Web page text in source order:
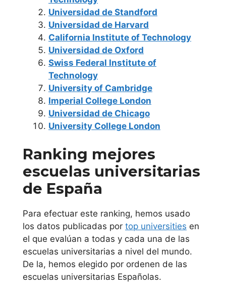
Madrid
Universidad
Francisco de
Vitoria
Universidad
Nacional de
Educación a
Distancia U.N.E.D
Universidad
Politécnica de
Madrid
Universidad
Pontificia
Comillas
Universidad Rey
Universidad de Standford
Universidad de Harvard
California Institute of Technology
Universidad de Oxford
Swiss Federal Institute of
Technology
University of Cambridge
Imperial College London
Universidad de Chicago
University College London
Ranking mejores
escuelas universitarias
de España
Para efectuar este ranking, hemos usado
los datos publicadas por top universities en
el que evalúan a todas y cada una de las
escuelas universitarias a nivel del mundo.
De la, hemos elegido por ordenen de las
escuelas universitarias Españolas.